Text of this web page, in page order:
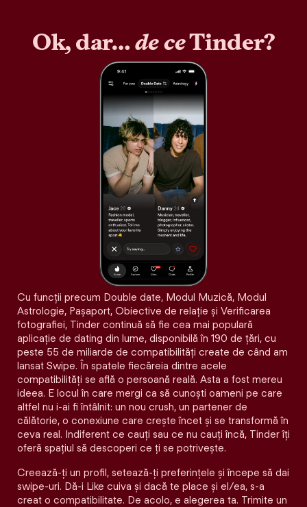
Ok, dar…de ceTinder?
Cu funcții precum Double date, Modul Muzică, Modul
Astrologie, Pașaport, Obiective de relație și Verificarea
fotografiei, Tinder continuă să fie cea mai populară
aplicație de dating din lume, disponibilă în 190 de țări, cu
peste 55 de miliarde de compatibilități create de când am
lansat Swipe. În spatele fiecăreia dintre acele
compatibilităţi se află o persoană reală. Asta a fost mereu
ideea. E locul în care mergi ca să cunoști oameni pe care
altfel nu i-ai fi întâlnit: un nou crush, un partener de
călătorie, o conexiune care crește încet și se transformă în
ceva real. Indiferent ce cauți sau ce nu cauți încă, Tinder îți
oferă spațiul să descoperi ce ți se potrivește.
Creează-ți un profil, setează-ți preferințele și începe să dai
swipe-uri. Dă-i Like cuiva și dacă te place și el/ea, s-a
creat o compatibilitate. De acolo, e alegerea ta. Trimite un